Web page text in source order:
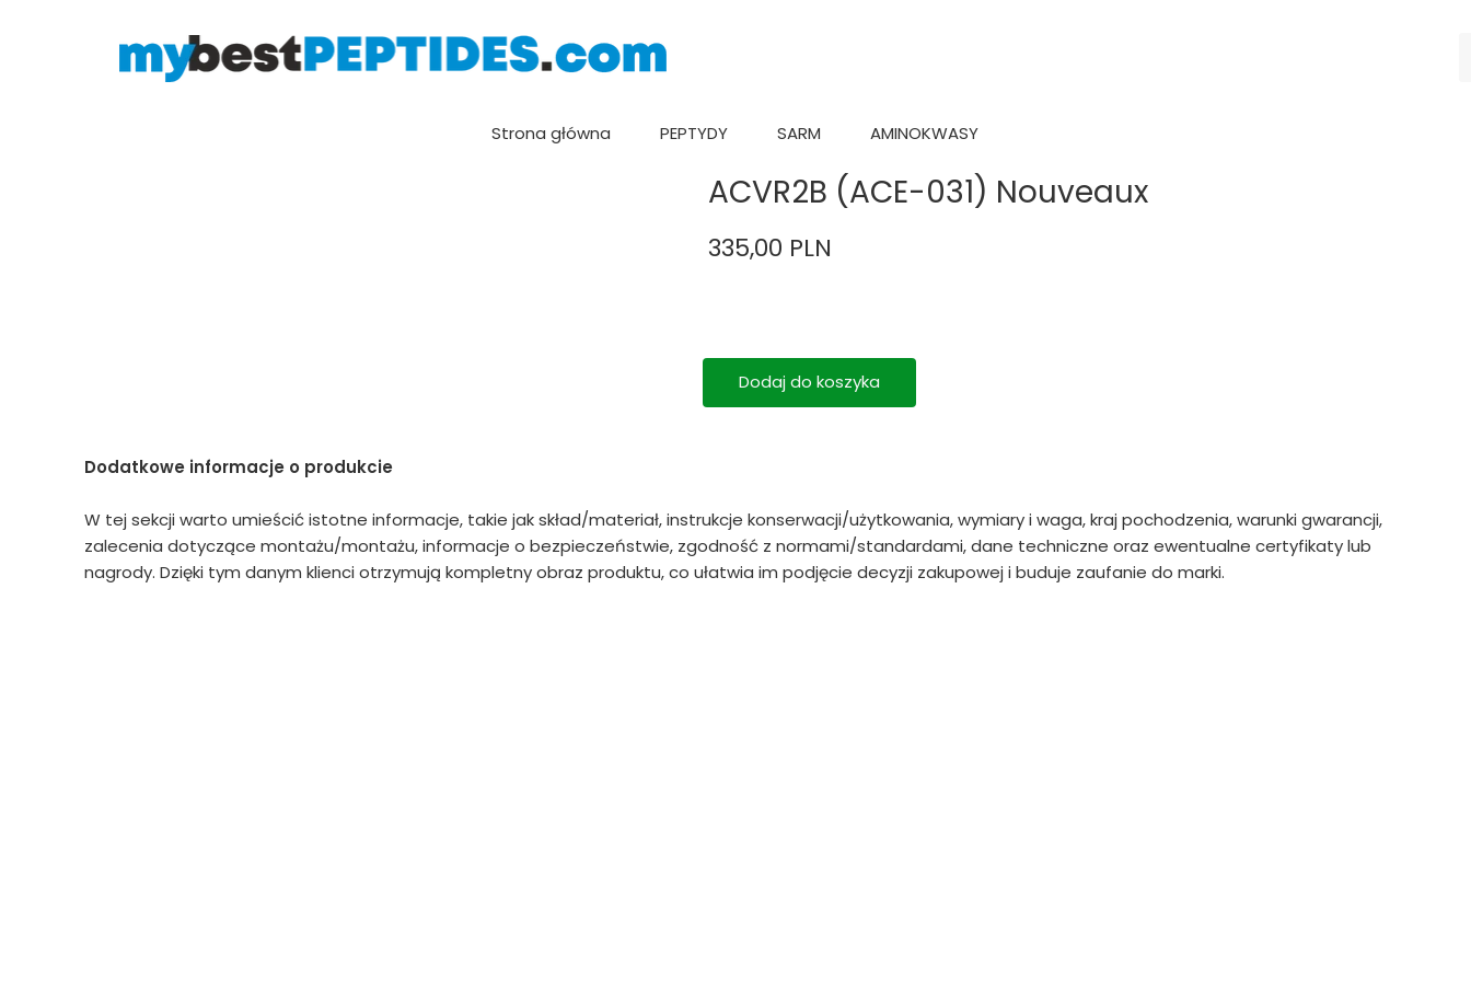
Strona główna PEPTYDY SARM AMINOKWASY
Dodaj do koszyka
335,00 PLN
ACVR2B (ACE-031) Nouveaux
Dodatkowe informacje o produkcie
W tej sekcji warto umieścić istotne informacje, takie jak skład/materiał, instrukcje konserwacji/użytkowania, wymiary i waga, kraj pochodzenia, warunki gwarancji,
zalecenia dotyczące montażu/montażu, informacje o bezpieczeństwie, zgodność z normami/standardami, dane techniczne oraz ewentualne certyfikaty lub
nagrody. Dzięki tym danym klienci otrzymują kompletny obraz produktu, co ułatwia im podjęcie decyzji zakupowej i buduje zaufanie do marki.